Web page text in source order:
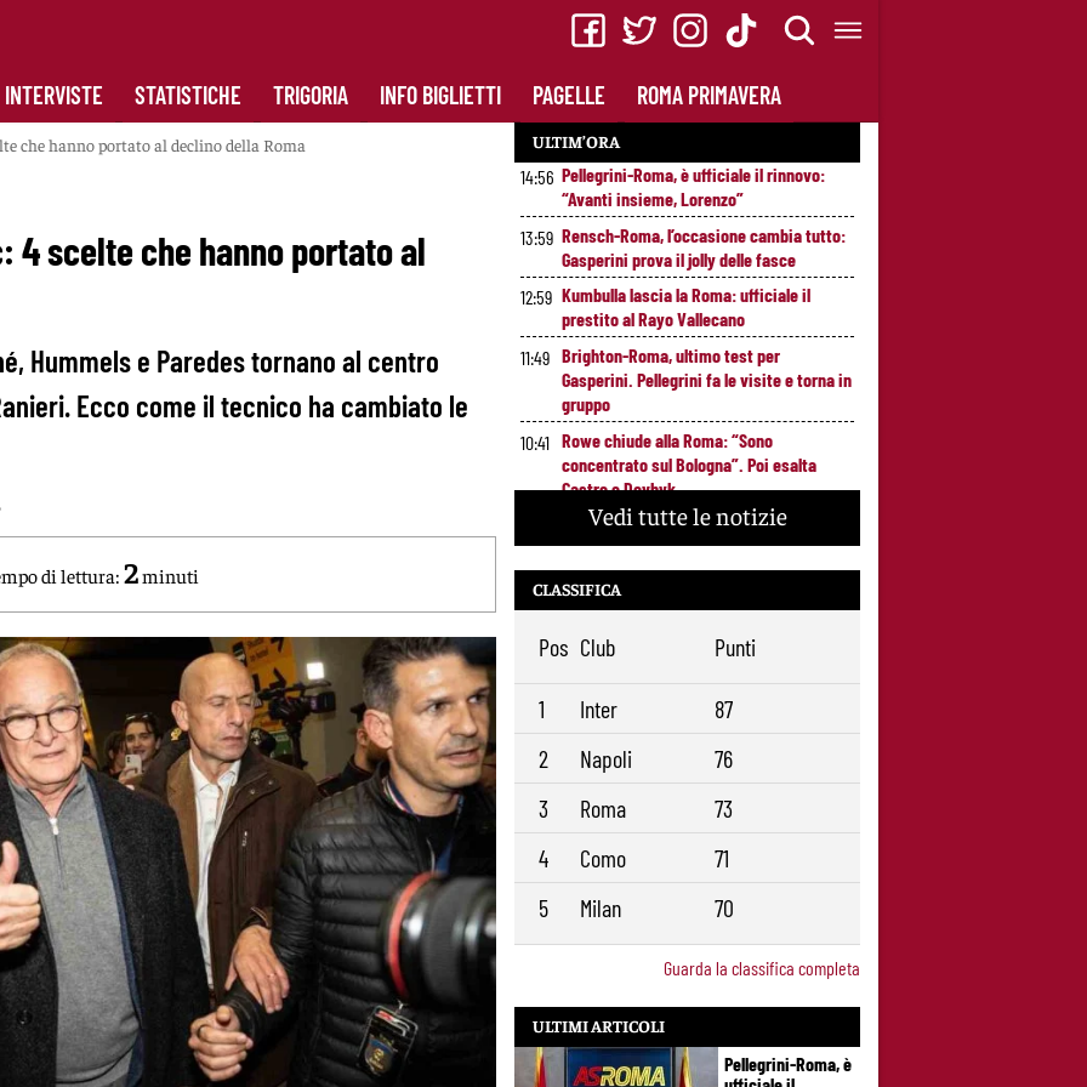
INTERVISTE STATISTICHE TRIGORIA INFO BIGLIETTI PAGELLE ROMA PRIMAVERA
che hanno portato al declino della Roma
4 scelte che hanno portato al
Hummels e Paredes tornano al centro
Ecco come il tecnico ha cambiato le
di lettura: 2minuti
ULTIM’ORA
14:56 Pellegrini-Roma, è ufficiale il rinnovo:
“Avanti insieme, Lorenzo”
13:59 Rensch-Roma, l’occasione cambia tutto:
Gasperini prova il jolly delle fasce
12:59 Kumbulla lascia la Roma: ufficiale il
prestito al Rayo Vallecano
11:49 Brighton-Roma, ultimo test per
Gasperini. Pellegrini fa le visite e torna in
gruppo
10:41 Rowe chiude alla Roma: “Sono
concentrato sul Bologna”. Poi esalta
Castro e Dovbyk
Mercato Roma, Gasperini aspetta ancora
il suo trequartista: Nusa sfuma, ora
Fofana e Gittens
Vedi tutte le notizie
CLASSIFICA
Pos Club Punti
1 Inter
87
2
Napoli
76
3
Roma
73
4
Como
71
5
Milan 70
Guarda la classifica completa
ULTIMI ARTICOLI
Pellegrini-Roma, è